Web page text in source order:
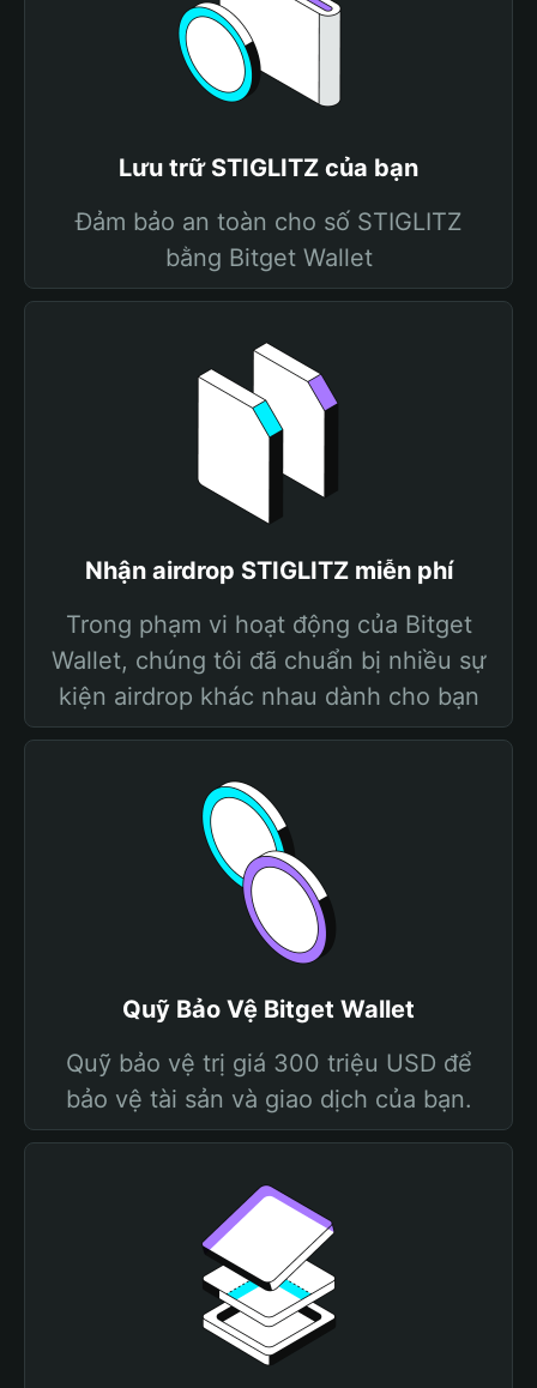
Lưu trữ STIGLITZ của bạn
Đảm bảo an toàn cho số STIGLITZ
bằng Bitget Wallet
Nhận airdrop STIGLITZ miễn phí
Trong phạm vi hoạt động của Bitget
Wallet, chúng tôi đã chuẩn bị nhiều sự
kiện airdrop khác nhau dành cho bạn
Quỹ Bảo Vệ Bitget Wallet
Quỹ bảo vệ trị giá 300 triệu USD để
bảo vệ tài sản và giao dịch của bạn.